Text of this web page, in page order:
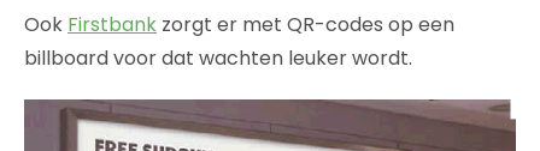
Ook Firstbank zorgt er met QR-codes op een
billboard voor dat wachten leuker wordt.